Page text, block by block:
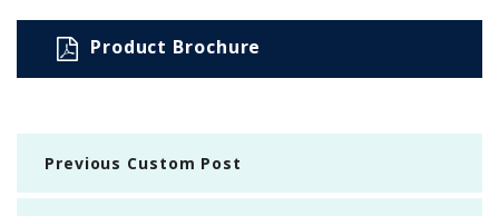
Product Brochure
Previous Custom Post